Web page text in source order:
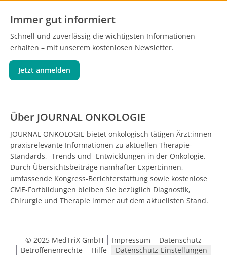
Immer gut informiert
Schnell und zuverlässig die wichtigsten Informationen
erhalten – mit unserem kostenlosen Newsletter.
Jetzt anmelden
Über JOURNAL ONKOLOGIE
JOURNAL ONKOLOGIE bietet onkologisch tätigen Ärzt:innen
praxisrelevante Informationen zu aktuellen Therapie-
Standards, -Trends und -Entwicklungen in der Onkologie.
Durch Übersichtsbeiträge namhafter Expert:innen,
umfassende Kongress-Berichterstattung sowie kostenlose
CME-Fortbildungen bleiben Sie bezüglich Diagnostik,
Chirurgie und Therapie immer auf dem aktuellsten Stand.
© 2025 MedTriX GmbH Impressum
Datenschutz
Betroffenenrechte
Hilfe Datenschutz-Einstellungen